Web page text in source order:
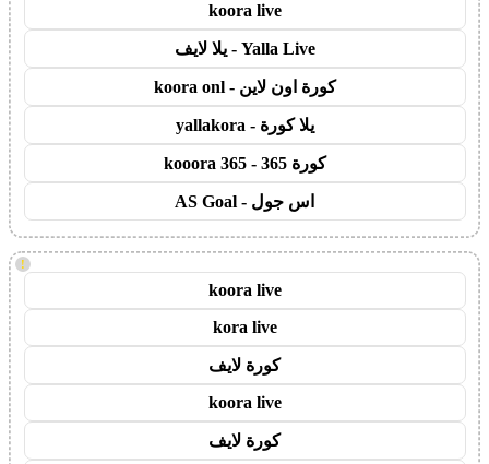
koora live
Yalla Live - يلا لايف
كورة اون لاين - koora onl
يلا كورة - yallakora
كورة 365 - kooora 365
اس جول - AS Goal
!
koora live
kora live
كورة لايف
koora live
كورة لايف